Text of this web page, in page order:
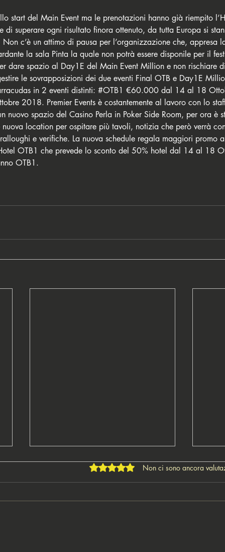
start del Main Event ma le prenotazioni hanno già riempito
di superare ogni risultato finora ottenuto, da tutta Europa si
c’è un attimo di pausa per l’organizzazione che, appresa
la sala Pinta la quale non potrà essere disponile per il
dare spazio al Day1E del Main Event Million e non rischiare
le sovrapposizioni dei due eventi Final OTB e Day1E
in 2 eventi distinti: #OTB1 €60.000 dal 14 al 18
2018. Premier Events è costantemente al lavoro con lo
nuovo spazio del Casino Perla in Poker Side Room, per ora è
nuova location per ospitare più tavoli, notizia che però verrà
e verifiche. La nuova schedule regala maggiori promo
OTB1 che prevede lo sconto del 50% hotel dal 14 al 18
OTB1.
Valutazione 0 stelle su 5.
Non ci sono ancora